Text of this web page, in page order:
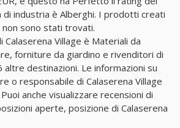
di industria è Alberghi. I prodotti creati
non sono stati trovati.
Village è Materiali da
forniture da giardino e rivenditori di
altre destinazioni. Le informazioni su
o responsabile di Calaserena Village
anche visualizzare recensioni di
aperte, posizione di Calaserena